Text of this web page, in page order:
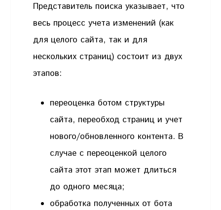
Представитель поиска указывает, что
весь процесс учета изменений (как
для целого сайта, так и для
нескольких страниц) состоит из двух
этапов:
переоценка ботом структуры
сайта, переобход страниц и учет
нового/обновленного контента. В
случае с переоценкой целого
сайта этот этап может длиться
до одного месяца;
обработка полученных от бота